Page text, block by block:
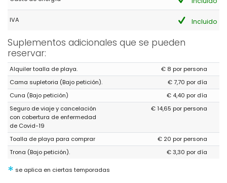
IVA Incluido
Suplementos adicionales que se pueden
reservar:
Alquiler toalla de playa.
€ 8 por persona
Cama supletoria (Bajo petición).
€ 7,70 por día
Cuna (Bajo petición)
€ 4,40 por día
Seguro de viaje y cancelación
con cobertura de enfermedad
de Covid-19
€ 14,65 por persona
Toalla de playa para comprar
€ 20 por persona
Trona (Bajo petición).
€ 3,30 por día
* se aplica en ciertas temporadas